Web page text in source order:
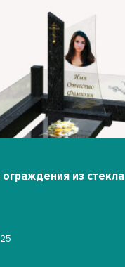
ограждения из стекла